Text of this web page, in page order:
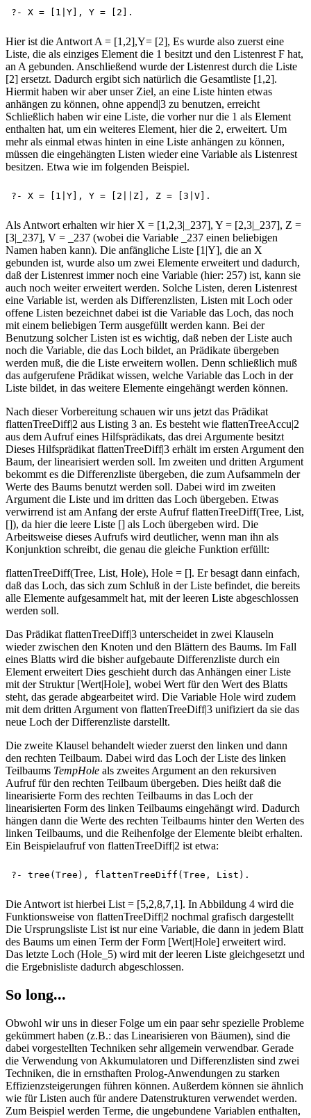
Hier ist die Antwort A = [1,2],Y= [2], Es wurde also zuerst eine
Liste, die als einziges Element die 1 besitzt und den Listenrest F hat,
an A gebunden. Anschließend wurde der Listenrest durch die Liste
[2] ersetzt. Dadurch ergibt sich natürlich die Gesamtliste [1,2].
Hiermit haben wir aber unser Ziel, an eine Liste hinten etwas
anhängen zu können, ohne append|3 zu benutzen, erreicht
Schließlich haben wir eine Liste, die vorher nur die 1 als Element
enthalten hat, um ein weiteres Element, hier die 2, erweitert. Um
mehr als einmal etwas hinten in eine Liste anhängen zu können,
müssen die eingehängten Listen wieder eine Variable als Listenrest
besitzen. Etwa wie im folgenden Beispiel.
Als Antwort erhalten wir hier X = [1,2,3|_237], Y = [2,3|_237], Z =
[3|_237], V = _237 (wobei die Variable _237 einen beliebigen
Namen haben kann). Die anfängliche Liste [1|Y], die an X
gebunden ist, wurde also um zwei Elemente erweitert und dadurch,
daß der Listenrest immer noch eine Variable (hier: 257) ist, kann sie
auch noch weiter erweitert werden. Solche Listen, deren Listenrest
eine Variable ist, werden als Differenzlisten, Listen mit Loch oder
offene Listen bezeichnet dabei ist die Variable das Loch, das noch
mit einem beliebigen Term ausgefüllt werden kann. Bei der
Benutzung solcher Listen ist es wichtig, daß neben der Liste auch
noch die Variable, die das Loch bildet, an Prädikate übergeben
werden muß, die die Liste erweitern wollen. Denn schließlich muß
das aufgerufene Prädikat wissen, welche Variable das Loch in der
Liste bildet, in das weitere Elemente eingehängt werden können.
Nach dieser Vorbereitung schauen wir uns jetzt das Prädikat
flattenTreeDiff|2 aus Listing 3 an. Es besteht wie flattenTreeAccu|2
aus dem Aufruf eines Hilfsprädikats, das drei Argumente besitzt
Dieses Hilfsprädikat flattenTreeDiff|3 erhält im ersten Argument den
Baum, der linearisiert werden soll. Im zweiten und dritten Argument
bekommt es die Differenzliste übergeben, die zum Aufsammeln der
Werte des Baums benutzt werden soll. Dabei wird im zweiten
Argument die Liste und im dritten das Loch übergeben. Etwas
verwirrend ist am Anfang der erste Aufruf flattenTreeDiff(Tree, List,
[]), da hier die leere Liste [] als Loch übergeben wird. Die
Arbeitsweise dieses Aufrufs wird deutlicher, wenn man ihn als
Konjunktion schreibt, die genau die gleiche Funktion erfüllt:
flattenTreeDiff(Tree, List, Hole), Hole = []. Er besagt dann einfach,
daß das Loch, das sich zum Schluß in der Liste befindet, die bereits
alle Elemente aufgesammelt hat, mit der leeren Liste abgeschlossen
werden soll.
Das Prädikat flattenTreeDiff|3 unterscheidet in zwei Klauseln
wieder zwischen den Knoten und den Blättern des Baums. Im Fall
eines Blatts wird die bisher aufgebaute Differenzliste durch ein
Element erweitert Dies geschieht durch das Anhängen einer Liste
mit der Struktur [Wert|Hole], wobei Wert für den Wert des Blatts
steht, das gerade abgearbeitet wird. Die Variable Hole wird zudem
mit dem dritten Argument von flattenTreeDiff|3 unifiziert da sie das
neue Loch der Differenzliste darstellt.
Die zweite Klausel behandelt wieder zuerst den linken und dann
den rechten Teilbaum. Dabei wird das Loch der Liste des linken
Teilbaums TempHole als zweites Argument an den rekursiven
Aufruf für den rechten Teilbaum übergeben. Dies heißt daß die
linearisierte Form des rechten Teilbaums in das Loch der
linearisierten Form des linken Teilbaums eingehängt wird. Dadurch
hängen dann die Werte des rechten Teilbaums hinter den Werten des
linken Teilbaums, und die Reihenfolge der Elemente bleibt erhalten.
Ein Beispielaufruf von flattenTreeDiff|2 ist etwa:
Die Antwort ist hierbei List = [5,2,8,7,1]. In Abbildung 4 wird die
Funktionsweise von flattenTreeDiff|2 nochmal grafisch dargestellt
Die Ursprungsliste List ist nur eine Variable, die dann in jedem Blatt
des Baums um einen Term der Form [Wert|Hole] erweitert wird.
Das letzte Loch (Hole_5) wird mit der leeren Liste gleichgesetzt und
die Ergebnisliste dadurch abgeschlossen.
So long...
Obwohl wir uns in dieser Folge um ein paar sehr spezielle Probleme
gekümmert haben (z.B.: das Linearisieren von Bäumen), sind die
dabei vorgestellten Techniken sehr allgemein verwendbar. Gerade
die Verwendung von Akkumulatoren und Differenzlisten sind zwei
Techniken, die in ernsthaften Prolog-Anwendungen zu starken
Effizienzsteigerungen führen können. Außerdem können sie ähnlich
wie für Listen auch für andere Datenstrukturen verwendet werden.
Zum Beispiel werden Terme, die ungebundene Variablen enthalten,